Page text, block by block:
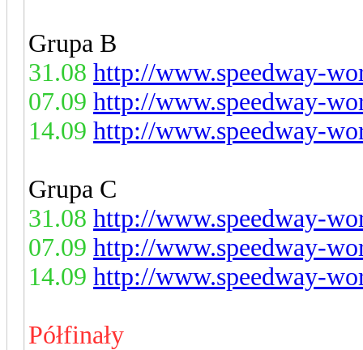
Grupa B
31.08 http://www.speedway-
07.09 http://www.speedway-
14.09 http://www.speedway-
Grupa C
31.08 http://www.speedway-
07.09 http://www.speedway-
14.09 http://www.speedway-
Półfinały